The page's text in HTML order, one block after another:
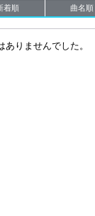
着順 曲名順
りませんでした。